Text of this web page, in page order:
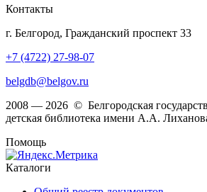
Контакты
г. Белгород, Гражданский проспект 33
+7 (4722) 27-98-07
belgdb@belgov.ru
2008 — 2026 © Белгородская
детская библиотека имени А.А.
Помощь
Каталоги